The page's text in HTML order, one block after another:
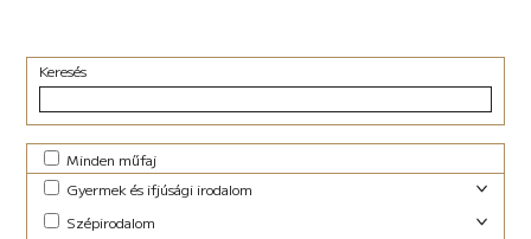
Keresés
Minden műfaj
Gyermek és ifjúsági irodalom
Foglalkoztató (29)
Szépirodalom